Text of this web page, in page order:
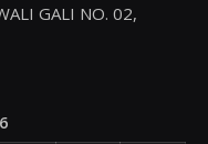
GALI NO. 02,